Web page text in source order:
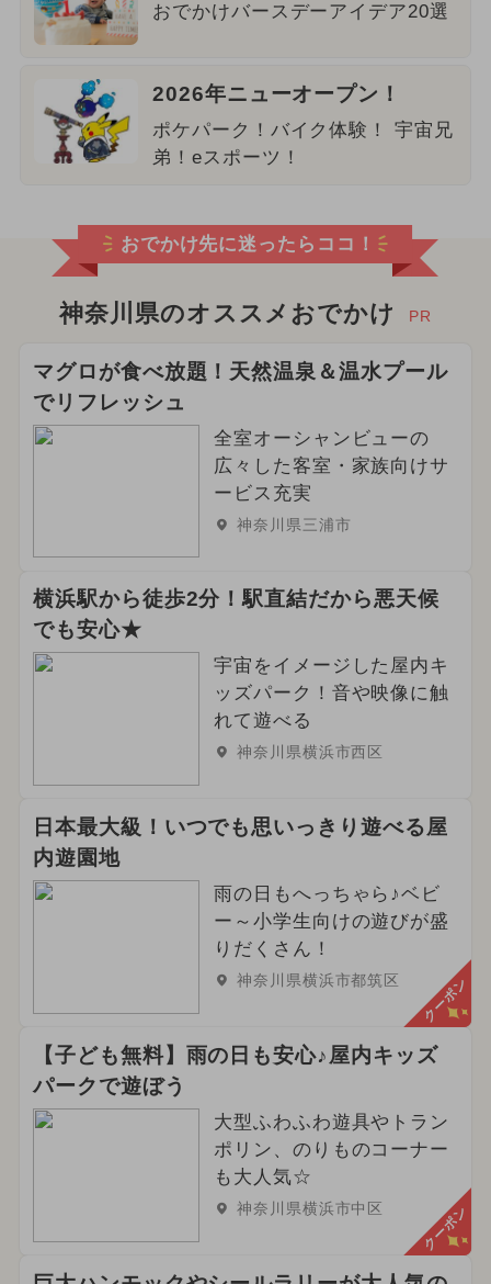
おでかけバースデーアイデア20選
2026年ニューオープン！
ポケパーク！バイク体験！ 宇宙兄
弟！eスポーツ！
おでかけ先に迷ったらココ！
神奈川県のオススメおでかけ PR
マグロが食べ放題！天然温泉＆温水プール
でリフレッシュ
全室オーシャンビューの
広々した客室・家族向けサ
ービス充実
神奈川県三浦市
横浜駅から徒歩2分！駅直結だから悪天候
でも安心★
宇宙をイメージした屋内キ
ッズパーク！音や映像に触
れて遊べる
神奈川県横浜市西区
日本最大級！いつでも思いっきり遊べる屋
内遊園地
雨の日もへっちゃら♪ベビ
ー～小学生向けの遊びが盛
りだくさん！
神奈川県横浜市都筑区 クーポン
【子ども無料】雨の日も安心♪屋内キッズ
パークで遊ぼう
大型ふわふわ遊具やトラン
ポリン、のりものコーナー
も大人気☆
神奈川県横浜市中区 クーポン